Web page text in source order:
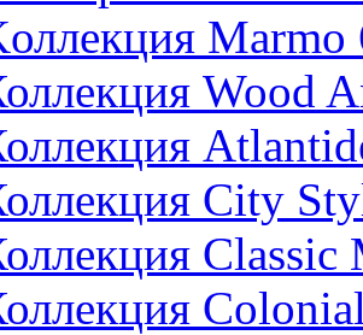
Wood
City